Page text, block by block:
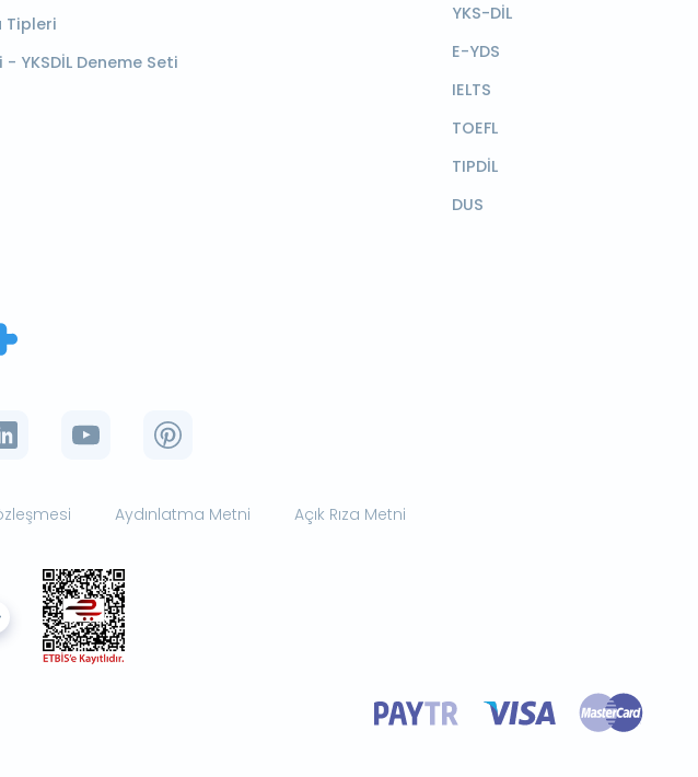
Tipleri
YKSDİL Deneme Seti
YKS-DİL
E-YDS
IELTS
TOEFL
TIPDİL
DUS
Aydınlatma Metni Açık Rıza Metni